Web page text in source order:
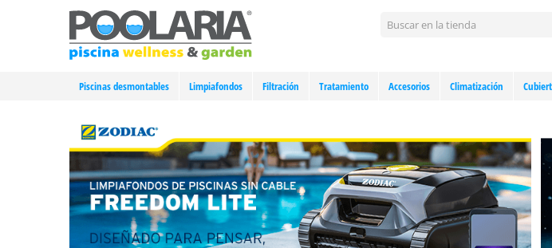
Piscinas desmontables Limpiafondos Filtración Tratamiento Accesorios Climatización